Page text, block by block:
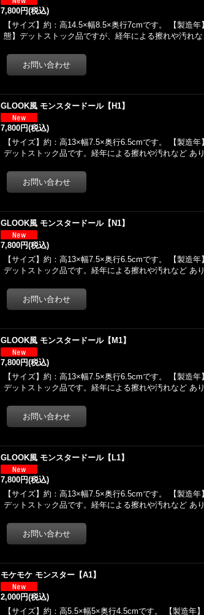
7,800円(税込)
【サイズ】約：高14.5×幅8.5×奥行7cmです。 【製造
態】デットストック品ですが、経年による擦れや汚れ
GLOOK風 モンスタードール【H1】
7,800円(税込)
【サイズ】約：高13×幅7.5×奥行6.5cmです。 【製造
デットストック品です。経年による擦れや汚れなど あ
GLOOK風 モンスタードール【N1】
7,800円(税込)
【サイズ】約：高13×幅7.5×奥行6.5cmです。 【製造
デットストック品です。経年による擦れや汚れなど あ
GLOOK風 モンスタードール【M1】
7,800円(税込)
【サイズ】約：高13×幅7.5×奥行6.5cmです。 【製造
デットストック品です。経年による擦れや汚れなど あ
GLOOK風 モンスタードール【L1】
7,800円(税込)
【サイズ】約：高13×幅7.5×奥行6.5cmです。 【製造
デットストック品です。経年による擦れや汚れなど あ
モケモケ モンスター【A1】
2,000円(税込)
【サイズ】約：高5.5×幅5×奥行4.5cmです。 【製造年